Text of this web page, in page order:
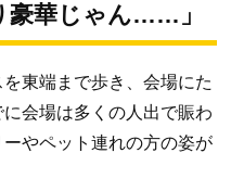
豪華じゃん……」
東端まで歩き、会場にた
会場は多くの人出で賑わ
やペット連れの方の姿が